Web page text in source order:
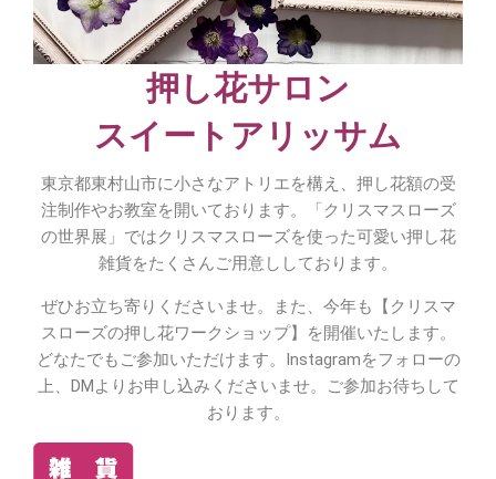
押し花サロン
スイートアリッサム
東京都東村山市に小さなアトリエを構え、押し花額の受
注制作やお教室を開いております。「クリスマスローズ
の世界展」ではクリスマスローズを使った可愛い押し花
雑貨をたくさんご用意ししております。
ぜひお立ち寄りくださいませ。また、今年も【クリスマ
スローズの押し花ワークショップ】を開催いたします。
どなたでもご参加いただけます。Instagramをフォローの
上、DMよりお申し込みくださいませ。ご参加お待ちして
おります。